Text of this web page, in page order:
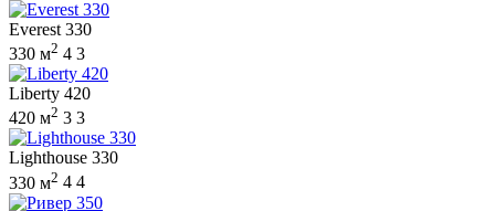
Everest 330
330 м2 4 3
Liberty 420
420 м2 3 3
Lighthouse 330
330 м2 4 4